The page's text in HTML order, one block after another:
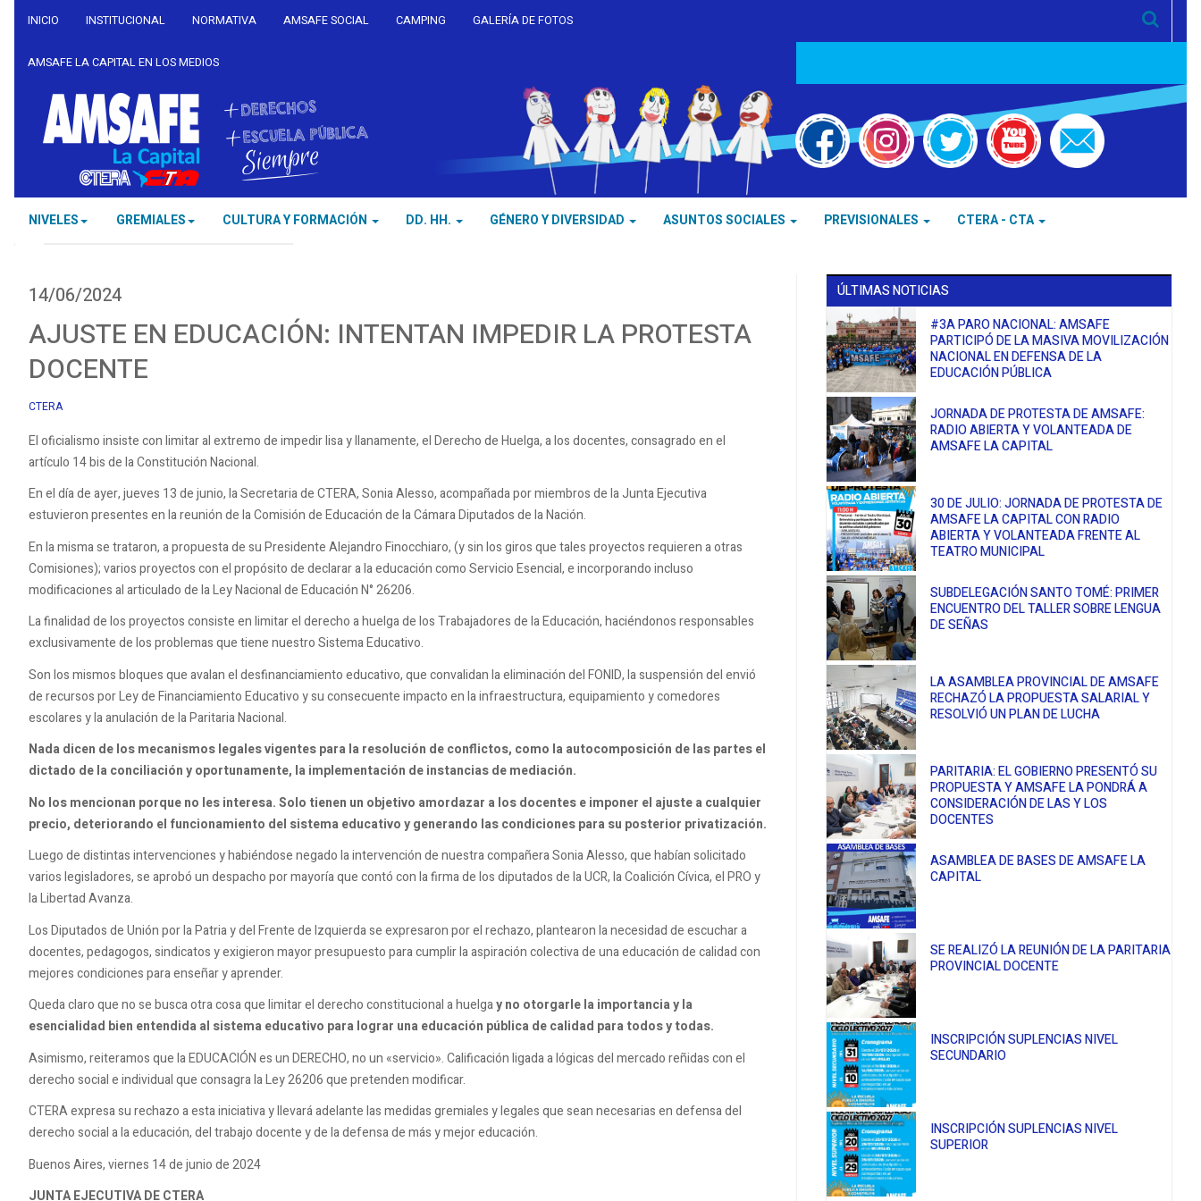
INICIO INSTITUCIONAL NORMATIVA AMSAFE SOCIAL CAMPING GALERÍA DE FOTOS
AMSAFE LA CAPITAL EN LOS MEDIOS
NIVELES GREMIALES CULTURA Y FORMACIÓN DD. HH. GÉNERO Y DIVERSIDAD ASUNTOS SOCIALES PREVISIONALES CTERA - CTA
14/06/2024
AJUSTE EN EDUCACIÓN: INTENTAN IMPEDIR LA PROTESTA
DOCENTE
CTERA
El oficialismo insiste con limitar al extremo de impedir lisa y llanamente, el Derecho de Huelga, a los docentes, consagrado en el
artículo 14 bis de la Constitución Nacional.
En el día de ayer, jueves 13 de junio, la Secretaria de CTERA, Sonia Alesso, acompañada por miembros de la Junta Ejecutiva
estuvieron presentes en la reunión de la Comisión de Educación de la Cámara Diputados de la Nación.
En la misma se trataron, a propuesta de su Presidente Alejandro Finocchiaro, (y sin los giros que tales proyectos requieren a otras
Comisiones); varios proyectos con el propósito de declarar a la educación como Servicio Esencial, e incorporando incluso
modificaciones al articulado de la Ley Nacional de Educación N° 26206.
La finalidad de los proyectos consiste en limitar el derecho a huelga de los Trabajadores de la Educación, haciéndonos responsables
exclusivamente de los problemas que tiene nuestro Sistema Educativo.
Son los mismos bloques que avalan el desfinanciamiento educativo, que convalidan la eliminación del FONID, la suspensión del envió
de recursos por Ley de Financiamiento Educativo y su consecuente impacto en la infraestructura, equipamiento y comedores
escolares y la anulación de la Paritaria Nacional.
Nada dicen de los mecanismos legales vigentes para la resolución de conflictos, como la autocomposición de las partes el
dictado de la conciliación y oportunamente, la implementación de instancias de mediación.
No los mencionan porque no les interesa. Solo tienen un objetivo amordazar a los docentes e imponer el ajuste a cualquier
precio, deteriorando el funcionamiento del sistema educativo y generando las condiciones para su posterior privatización.
Luego de distintas intervenciones y habiéndose negado la intervención de nuestra compañera Sonia Alesso, que habían solicitado
varios legisladores, se aprobó un despacho por mayoría que contó con la firma de los diputados de la UCR, la Coalición Cívica, el PRO y
la Libertad Avanza.
Los Diputados de Unión por la Patria y del Frente de Izquierda se expresaron por el rechazo, plantearon la necesidad de escuchar a
docentes, pedagogos, sindicatos y exigieron mayor presupuesto para cumplir la aspiración colectiva de una educación de calidad con
mejores condiciones para enseñar y aprender.
Queda claro que no se busca otra cosa que limitar el derecho constitucional a huelgay no otorgarle la importancia y la
esencialidad bien entendida al sistema educativo para lograr una educación pública de calidad para todos y todas.
Asimismo, reiteramos que la EDUCACIÓN es un DERECHO, no un «servicio». Calificación ligada a lógicas del mercado reñidas con el
derecho social e individual que consagra la Ley 26206 que pretenden modificar.
CTERA expresa su rechazo a esta iniciativa y llevará adelante las medidas gremiales y legales que sean necesarias en defensa del
derecho social a la educación, del trabajo docente y de la defensa de más y mejor educación.
Buenos Aires, viernes 14 de junio de 2024
JUNTA EJECUTIVA DE CTERA
ÚLTIMAS NOTICIAS
#3A PARO NACIONAL: AMSAFE
PARTICIPÓ DE LA MASIVA MOVILIZACIÓN
NACIONAL EN DEFENSA DE LA
EDUCACIÓN PÚBLICA
JORNADA DE PROTESTA DE AMSAFE:
RADIO ABIERTA Y VOLANTEADA DE
AMSAFE LA CAPITAL
30 DE JULIO: JORNADA DE PROTESTA DE
AMSAFE LA CAPITAL CON RADIO
ABIERTA Y VOLANTEADA FRENTE AL
TEATRO MUNICIPAL
SUBDELEGACIÓN SANTO TOMÉ: PRIMER
ENCUENTRO DEL TALLER SOBRE LENGUA
DE SEÑAS
LA ASAMBLEA PROVINCIAL DE AMSAFE
RECHAZÓ LA PROPUESTA SALARIAL Y
RESOLVIÓ UN PLAN DE LUCHA
PARITARIA: EL GOBIERNO PRESENTÓ SU
PROPUESTA Y AMSAFE LA PONDRÁ A
CONSIDERACIÓN DE LAS Y LOS
DOCENTES
ASAMBLEA DE BASES DE AMSAFE LA
CAPITAL
SE REALIZÓ LA REUNIÓN DE LA PARITARIA
PROVINCIAL DOCENTE
INSCRIPCIÓN SUPLENCIAS NIVEL
SECUNDARIO
INSCRIPCIÓN SUPLENCIAS NIVEL
SUPERIOR